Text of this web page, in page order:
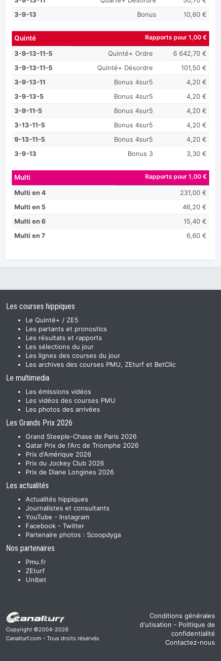
3-9-13
Bonus 10,60 €
Quinté Rapports pour 1,00 €
3-9-13-11-5 Quinté+ Ordre
6 642,70 €
3-9-13-11-5
Quinté+ Désordre
101,50 €
3-9-13-11
Bonus 4sur5
4,20 €
3-9-13-5
Bonus 4sur5
4,20 €
3-9-11-5
Bonus 4sur5
4,20 €
3-13-11-5
Bonus 4sur5
4,20 €
9-13-11-5
Bonus 4sur5
4,20 €
3-9-13
Bonus 3 3,30 €
Multi Rapports pour 1,00 €
Multi en 4
231,00 €
Multi en 5
46,20 €
Multi en 6
15,40 €
Multi en 7
6,60 €
Les courses hippiques
Le Quinté+ / ZE5
Les partants et pronostics
Les résultats et rapports
Les sélections du jour
Les lignes des courses du jour
Les archives des courses PMU, ZEturf et BetClic
Le multimedia
Les émissions vidéos
Les vidéos des courses PMU
Les photos des arrivées
Les Grands Prix 2026
Grand Steeple-Chase de Paris 2026
Qatar Prix de l'Arc de Triomphe 2026
Prix d'Amérique 2026
Prix du Jockey Club 2026
Prix de Diane Longines 2026
Les actualités
Actualités hippiques
Journalistes et consultants
YouTube - Instagram
Facebook - Twitter
Partenaire photos : Scoopdyga
Nos partenaires
Pmu.fr
ZEturf
Unibet
Copyright ©2004-2026
Canalturf.com - Tous droits réservés
Conditions générales
d'utisation - Politique de
confidentialité
Contactez-nous